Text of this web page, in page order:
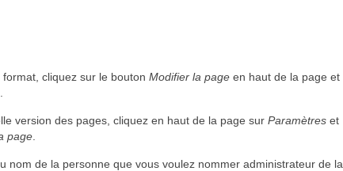
format, cliquez sur le bouton Modifier la page en haut de la page et
version des pages, cliquez en haut de la page sur Paramètres et
page
nom de la personne que vous voulez nommer administrateur de la